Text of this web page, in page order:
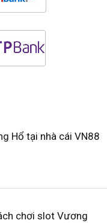
Hổ tại nhà cái VN88
chơi slot Vương